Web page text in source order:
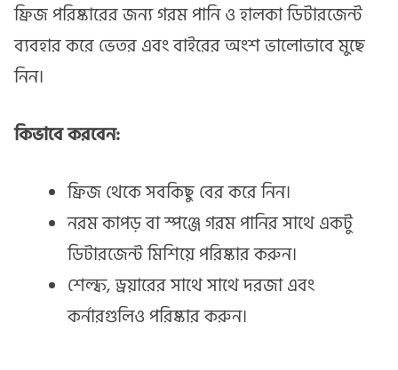
ফ্রিজ পরিষ্কারের জন্য গরম পানি ও হালকা ডিটারজেন্ট
ব্যবহার করে ভেতর এবং বাইরের অংশ ভালোভাবে মুছে
নিন।
কিভাবে করবেন:
ফ্রিজ থেকে সবকিছু বের করে নিন।
নরম কাপড় বা স্পঞ্জে গরম পানির সাথে একটু
ডিটারজেন্ট মিশিয়ে পরিষ্কার করুন।
শেল্ফ, ড্রয়ারের সাথে সাথে দরজা এবং
কর্নারগুলিও পরিষ্কার করুন।